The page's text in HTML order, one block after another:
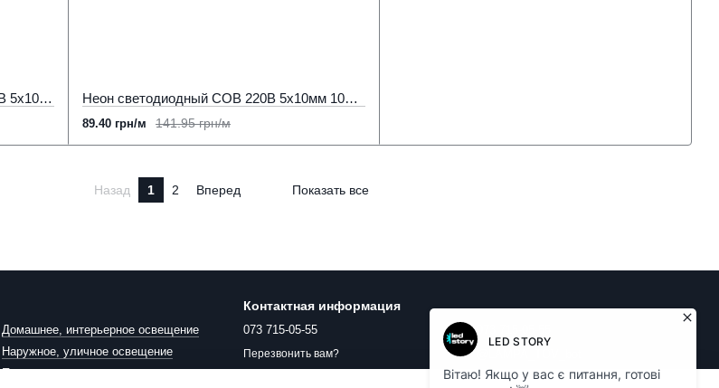
Светодиодный неон COB/FCOB 220В 5х10мм 10W 288 д.м. IP65 белый теплый 3000К LED STORY (цена 1м) Неон светодиодный COB 220В 5х10мм 10W 288 д.м. IP65 LED STORY нейтральный 4000К (цена 1м)
141.95 грн/м
89.40 грн/м
Назад 1 2 Вперед Показать все
Домашнее, интерьерное освещение
Наружное, уличное освещение
Прожекторы, крепления, датчики
Контактная информация
073 715-05-55
Перезвонить вам?
shop.ledlampa@gmail.com